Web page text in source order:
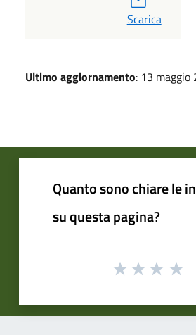
PDF
Scarica
Ultimo aggiornamento: 13
Quanto sono chiare le
su questa pagina?